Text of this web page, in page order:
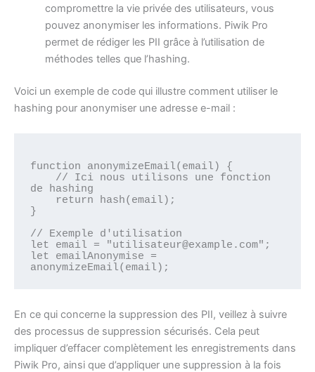
compromettre la vie privée des utilisateurs, vous
pouvez anonymiser les informations. Piwik Pro
permet de rédiger les PII grâce à l’utilisation de
méthodes telles que l’hashing.
Voici un exemple de code qui illustre comment utiliser le
hashing pour anonymiser une adresse e-mail :
function anonymizeEmail(email) {
de hashing
}
// Exemple d'utilisation
let email = "utilisateur@example.com";
let emailAnonymise =
En ce qui concerne la suppression des PII, veillez à suivre
des processus de suppression sécurisés. Cela peut
impliquer d’effacer complètement les enregistrements dans
Piwik Pro, ainsi que d’appliquer une suppression à la fois